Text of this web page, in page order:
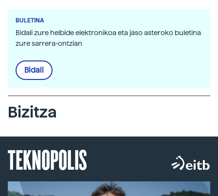
BULETINA
Bidali zure helbide elektronikoa eta jaso asteroko buletina
zure sarrera-ontzian
Bidali
Bizitza
TEKNOPOLIS